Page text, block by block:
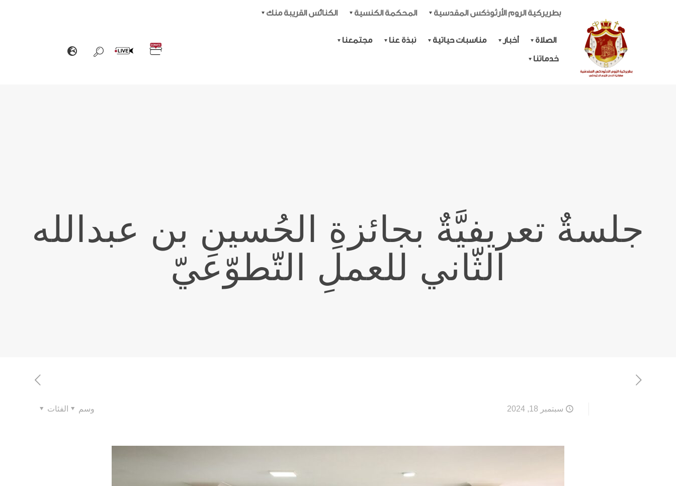
بطريركية الروم الأرثوذكس المقدسية المحكمة الكنسية الكنائس القريبة منك
الصلاة أخبار مناسبات حياتية نبذة عنا مجتمعنا
خدماتنا
جلسةٌ تعريفيَّةٌ بجائزةِ الحُسينِ بن عبدالله
الثّاني للعملِ التّطوّعيّ
سبتمبر 18, 2024 الفئات وسم